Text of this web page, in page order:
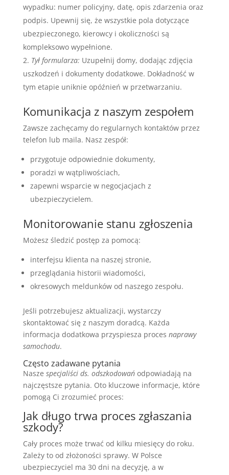
wypadku: numer policyjny, datę, opis zdarzenia oraz
podpis. Upewnij się, że wszystkie pola dotyczące
ubezpieczonego, kierowcy i okoliczności są
kompleksowo wypełnione.
Tył formularza: Uzupełnij domy, dodając zdjęcia
uszkodzeń i dokumenty dodatkowe. Dokładność w
tym etapie uniknie opóźnień w przetwarzaniu.
Komunikacja z naszym zespołem
Zawsze zachęcamy do regularnych kontaktów przez
telefon lub maila. Nasz zespół:
przygotuje odpowiednie dokumenty,
poradzi w wątpliwościach,
zapewni wsparcie w negocjacjach z
ubezpieczycielem.
Monitorowanie stanu zgłoszenia
Możesz śledzić postęp za pomocą:
interfejsu klienta na naszej stronie,
przeglądania historii wiadomości,
okresowych meldunków od naszego zespołu.
Jeśli potrzebujesz aktualizacji, wystarczy
skontaktować się z naszym doradcą. Każda
informacja dodatkowa przyspiesza proces naprawy
samochodu.
Często zadawane pytania
Nasze specjaliści ds. odszkodowańodpowiadają na
najczęstsze pytania. Oto kluczowe informacje, które
pomogą Ci zrozumieć proces:
Jak długo trwa proces zgłaszania
szkody?
Cały proces może trwać od kilku miesięcy do roku.
Zależy to od złożoności sprawy. W Polsce
ubezpieczyciel ma 30 dni na decyzję, a w